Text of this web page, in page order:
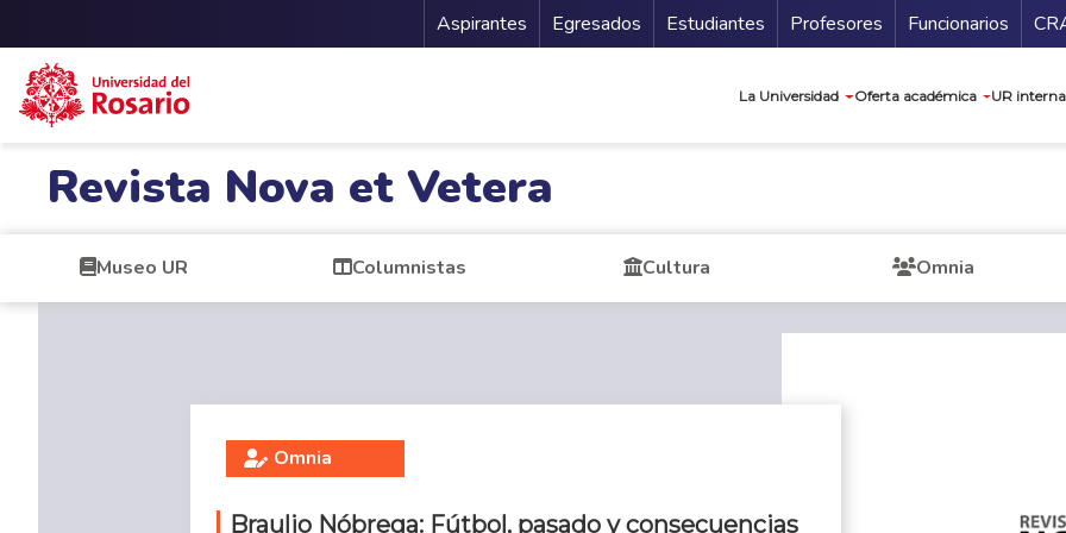
Menu Secundario
Aspirantes Egresados Estudiantes Profesores Funcionarios
La Universidad Oferta académica UR
Revista Nova et Vetera
Museo UR Columnistas Cultura Omnia
Omnia
Braulio Nóbrega: Fútbol, pasado y consecuencias